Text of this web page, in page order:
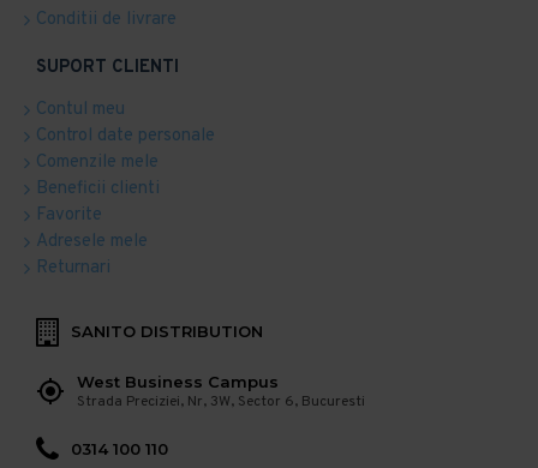
Conditii de livrare
SUPORT CLIENTI
Contul meu
Control date personale
Comenzile mele
Beneficii clienti
Favorite
Adresele mele
Returnari
SANITO DISTRIBUTION
West Business Campus
Strada Preciziei, Nr, 3W, Sector 6, Bucuresti
0314 100 110